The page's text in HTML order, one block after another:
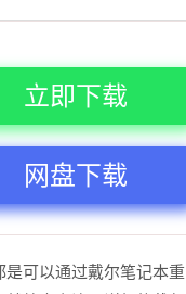
立即下载
网盘下载
可以通过戴尔笔记本重